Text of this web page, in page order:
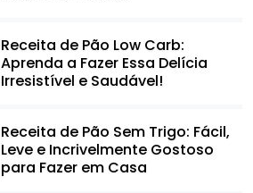
Receita de Pão Low Carb:
Aprenda a Fazer Essa Delícia
Irresistível e Saudável!
Receita de Pão Sem Trigo: Fácil,
Leve e Incrivelmente Gostoso
para Fazer em Casa